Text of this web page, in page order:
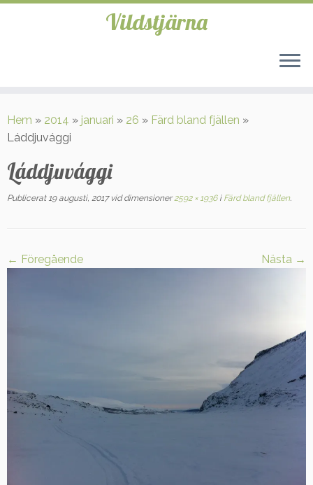
till
innehåll
Vildstjärna
Hem » 2014 » januari » 26 » Färd bland fjällen »
Láddjuvággi
Láddjuvággi
Publicerat 19 augusti, 2017vid dimensioner2592 × 1936iFärd bland fjällen.
← Föregående Nästa →